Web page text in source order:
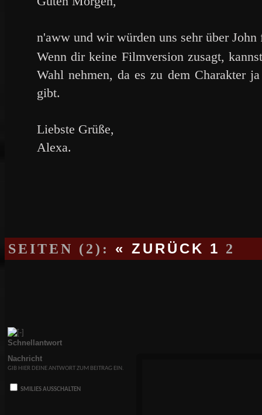
n'aww und wir würden uns sehr über
Wenn dir keine Filmversion zusagt,
Wahl nehmen, da es zu dem Charakter
gibt.
Liebste Grüße,
Alexa.
SEITEN (2): « ZURÜCK 1 2
Schnellantwort
Nachricht
GIB HIER DEINE ANTWORT ZUM BEITRAG EIN.
SMILIES AUSSCHALTEN